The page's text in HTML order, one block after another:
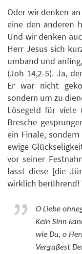
Oder wir denken an
eine den anderen
Und wir denken
Herr Jesus sich
umband und
(Joh 14,2-5). Ja,
Er war nicht
sondern um zu
Lösegeld für viele
Bresche
ein Finale,
ewige
vor seiner
lasst diese [die
wirklich berührend!
O Liebe
Kein Sinn
wie Du, o
Vergaßest